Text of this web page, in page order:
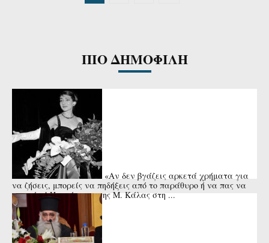
ΠΙΟ ΔΗΜΟΦΙΛΗ
«Αν δεν βγάζεις αρκετά χρήματα για
να ζήσεις, μπορείς να πηδήξεις από το παράθυρο ή να πας να
πνιγείς»! Η απάντηση της Μ. Κάλας στη ...